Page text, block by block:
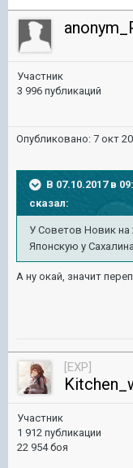
Участник
3 996 публикаций
Опубликовано: 7 окт
В 07.10.2017 в
сказал:
У Советов Новик на
Японскую у
А ну окай, значит
[EXP]
Участник
1 912 публикации
22 954 боя